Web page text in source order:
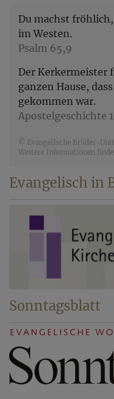
Du machst
im Westen.
Psalm 65,9
Der Kerkermeister
ganzen Hause,
gekommen war.
Apostelgeschichte
© Evangelische Brüder-
Weitere Informationen
Evangelisch in
Sonntagsblatt